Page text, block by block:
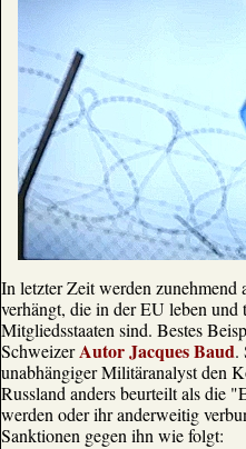
In letzter Zeit werden zunehmend
verhängt, die in der EU leben
Mitgliedsstaaten sind. Bestes
SchweizerAutor Jacques Baud.
unabhängiger Militäranalyst den
Russland anders beurteilt als die
werden oder ihr anderweitig
Sanktionen gegen ihn wie folgt: